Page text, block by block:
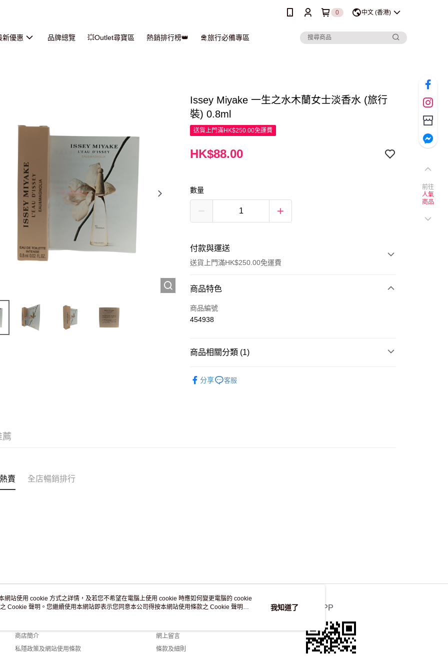
0 中文 (香港)
新優惠 品牌總覽 💥Outlet尋寶區 熱銷排行榜👑 🛅旅行必備專區
Issey Miyake 一生之水木蘭女士淡香水 (旅行
裝) 0.8ml
送貨上門滿HK$250.00免運費
HK$88.00
數量
付款與運送
送貨上門滿HK$250.00免運費
付款方式
信用卡
商品特色
商品編號
454938
商品相關分類 (1)
分享
客服
薦
賣 全店暢銷排行
關於我們
商店簡介
私隱政策及網站使用條款
客戶服務
網上留言
條款及細則
官方APP
前往
人氣
商品
網站使用 cookie 方式之詳情，及若您不希望在電腦上使用 cookie 時應如何變更電腦的 cookie
Cookie 聲明。您繼續使用本網站即表示您同意本公司得按本網站使用條款之 Cookie 聲明使
我知道了